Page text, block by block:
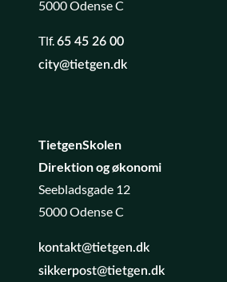
5000 Odense C
Tlf.65 45 26 00
city@tietgen.dk
TietgenSkolen
Direktion og økonomi
Seebladsgade 12
5000 Odense C
kontakt@tietgen.dk
sikkerpost@tietgen.dk